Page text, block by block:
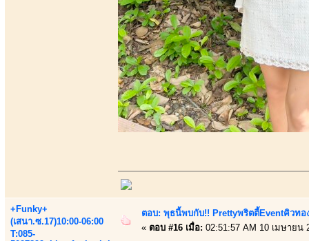
+Funky+
(เสนา.ซ.17)10:00-06:00
T:085-
ตอบ: พุธนี้พบกับ!! Prettyพริตตี้Eventคิวทอ
« ตอบ #16 เมื่อ: 02:51:57 AM 10 เมษายน